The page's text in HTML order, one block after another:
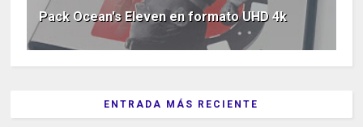
Pack Ocean's Eleven en formato UHD 4k
ENTRADA MÁS RECIENTE